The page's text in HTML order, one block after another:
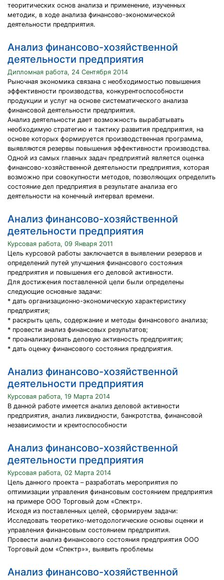
теоритических основ анализа и применение, изученных
методик, в ходе анализа финансово-экономической
деятельности предприятия.
Анализ финансово-хозяйственной
деятельности предприятия
Дипломная работа, 24 Сентября 2014
Рыночная экономика связана с необходимостью повышения
эффективности производства, конкурентоспособности
продукции и услуг на основе систематического анализа
финансовой деятельности предприятия.
Анализ деятельности дает возможность вырабатывать
необходимую стратегию и тактику развития предприятия, на
основе которых формируется производственная программа,
выявляются резервы повышения эффективности производства.
Одной из самых главных задач предприятий является оценка
финансово-хозяйственной деятельности предприятия, которая
возможно при совокупности методов, позволяющих определить
состояние дел предприятия в результате анализа его
деятельности на конечный интервал времени.
Анализ финансово-хозяйственной
деятельности предприятия
Курсовая работа, 09 Января 2011
Цель курсовой работы заключается в выявлении резервов и
определений путей улучшения финансового состояния
предприятия и повышения его деловой активности.
Для достижения поставленной цели были определены
следующие основные задачи:
* дать организационно-экономическую характеристику
предприятия;
* раскрыть цель, содержание и методы финансового анализа;
* провести анализ финансовых результатов;
* проанализировать деловую активность предприятия;
* дать оценку финансового состояния предприятия.
Анализ финансово-хозяйственной
деятельности предприятия
Курсовая работа, 19 Марта 2014
В данной работе имеется анализ деловой активности
предприятия, анализ ликвидности, банкротства, финансовой
независимости и креитоспособности
Анализ финансово-хозяйственной
деятельности предприятия
Курсовая работа, 02 Марта 2014
Цель данного проекта – разработать мероприятия по
оптимизации управления финансовым состоянием предприятия
на примере ООО Торговый дом «Спектр».
Исходя из поставленных целей, сформируем задачи:
Исследовать теоретико-методологические основы оценки и
управления финансовым состоянием предприятия.
Провести анализ финансового состояния предприятия ООО
Торговый дом «Спектр»», выявить проблемы
Анализ финансово-хозяйственной